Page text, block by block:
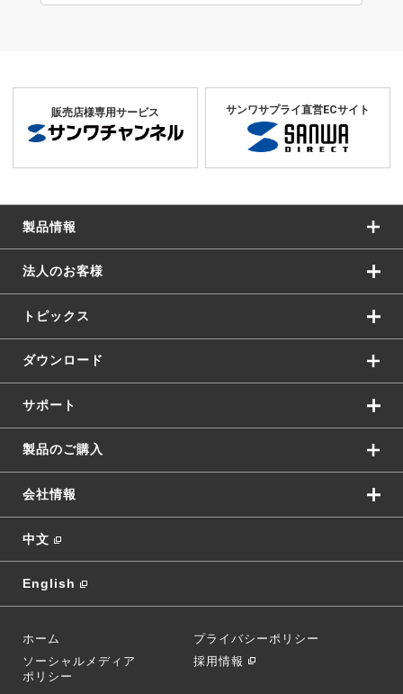
▲CA-304
販売店様専用サービス サンワサプライ直営ECサイト
製品情報
法人のお客様
トピックス
ダウンロード
サポート
製品のご購入
会社情報
中文
English
ホーム
プライバシーポリシー
ソーシャルメディア
ポリシー
採用情報